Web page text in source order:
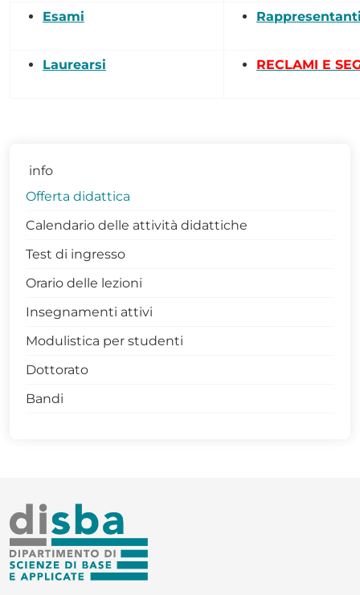
Esami
Laurearsi RECLAMI E
info
Offerta didattica
Calendario delle attività didattiche
Test di ingresso
Orario delle lezioni
Insegnamenti attivi
Modulistica per studenti
Dottorato
Bandi